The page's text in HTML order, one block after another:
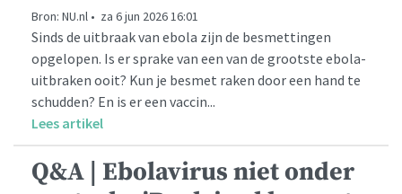
Bron: NU.nl • za 6 jun 2026 16:01
Sinds de uitbraak van ebola zijn de besmettingen
opgelopen. Is er sprake van een van de grootste ebola-
uitbraken ooit? Kun je besmet raken door een hand te
schudden? En is er een vaccin...
Lees artikel
Q&A | Ebolavirus niet onder